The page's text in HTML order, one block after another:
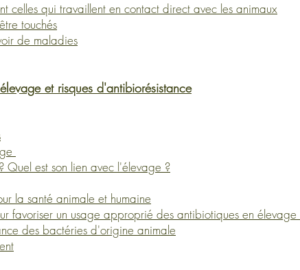
celles qui travaillent en contact direct avec les animaux​
touchés
de maladies
et risques d'antibiorésistance
Quel est son lien avec l'élevage ?
la santé animale et humaine
favoriser un usage approprié des antibiotiques en élevage
des bactéries d'origine animale